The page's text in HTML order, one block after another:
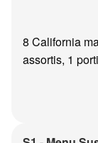
8 California
assortis, 1